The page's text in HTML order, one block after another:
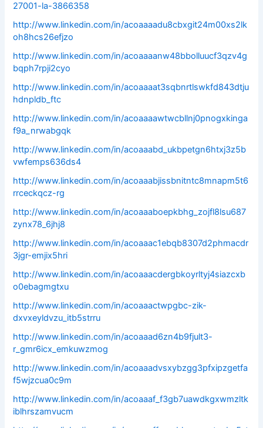
27001-la-3866358
http://www.linkedin.com/in/acoaaaadu8cbxgit24m00xs2lk
oh8hcs26efjzo
http://www.linkedin.com/in/acoaaaanw48bbolluucf3qzv4g
bqph7rpji2cyo
http://www.linkedin.com/in/acoaaaat3sqbnrtlswkfd843dtju
hdnpldb_ftc
http://www.linkedin.com/in/acoaaaawtwcbllnj0pnogxkinga
f9a_nrwabgqk
http://www.linkedin.com/in/acoaaabd_ukbpetgn6htxj3z5b
vwfemps636ds4
http://www.linkedin.com/in/acoaaabjissbnitntc8mnapm5t6
rrceckqcz-rg
http://www.linkedin.com/in/acoaaaboepkbhg_zojfl8lsu687
zynx78_6jhj8
http://www.linkedin.com/in/acoaaac1ebqb8307d2phmacdr
3jgr-emjix5hri
http://www.linkedin.com/in/acoaaacdergbkoyrltyj4siazcxb
o0ebagmgtxu
http://www.linkedin.com/in/acoaaactwpgbc-zik-
dxvxeyldvzu_itb5strru
http://www.linkedin.com/in/acoaaad6zn4b9fjult3-
r_gmr6icx_emkuwzmog
http://www.linkedin.com/in/acoaaadvsxybzgg3pfxipzgetfa
f5wjzcua0c9m
http://www.linkedin.com/in/acoaaaf_f3gb7uawdkgxwmzltk
iblhrszamvucm